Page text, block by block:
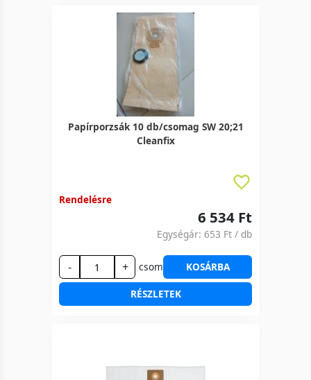
Papírporzsák 10 db/csomag SW 20;21
Cleanfix
Rendelésre
6 534 Ft
Egységár: 653 Ft / db
- + csom KOSÁRBA
RÉSZLETEK